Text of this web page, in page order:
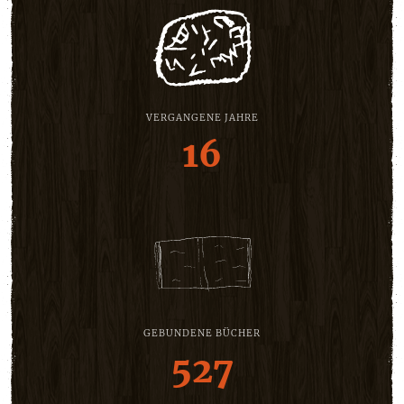
VERGANGENE JAHRE
16
GEBUNDENE BÜCHER
527